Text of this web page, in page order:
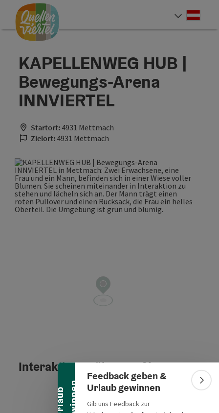
Zum Inhalt
Zur Navigation
Zum Seitenanfang
U
r
l
a
u
b
g
e
w
i
n
n
e n
Banner einklappen
Feedback geben &
Urlaub gewinnen
Gib uns Feedback zur
KAPELLENWEG HUB |
Bewegungs-Arena
INNVIERTEL
Startort: 4931 Mettmach
Zielort: 4931 Mettmach
Interaktives Höhenprofil